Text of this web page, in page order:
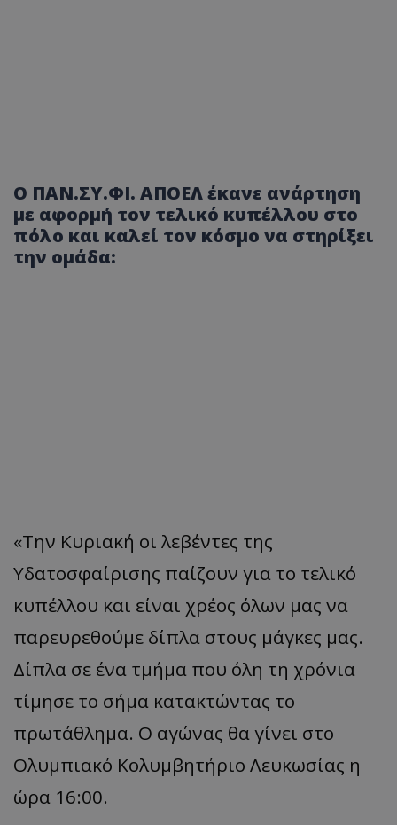
Ο ΠΑΝ.ΣΥ.ΦΙ. ΑΠΟΕΛ έκανε ανάρτηση
με αφορμή τον τελικό κυπέλλου στο
πόλο και καλεί τον κόσμο να στηρίξει
την ομάδα:
«Την Κυριακή οι λεβέντες της
Υδατοσφαίρισης παίζουν για το τελικό
κυπέλλου και είναι χρέος όλων μας να
παρευρεθούμε δίπλα στους μάγκες μας.
Δίπλα σε ένα τμήμα που όλη τη χρόνια
τίμησε το σήμα κατακτώντας το
πρωτάθλημα. Ο αγώνας θα γίνει στο
Ολυμπιακό Κολυμβητήριο Λευκωσίας η
ώρα 16:00.